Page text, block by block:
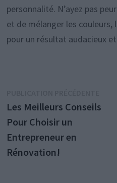
personnalité. N’ayez pas
et de mélanger les
pour un résultat audacieux
de
l’article
Les Meilleurs Conseils
Pour Choisir un
Entrepreneur en
Rénovation!